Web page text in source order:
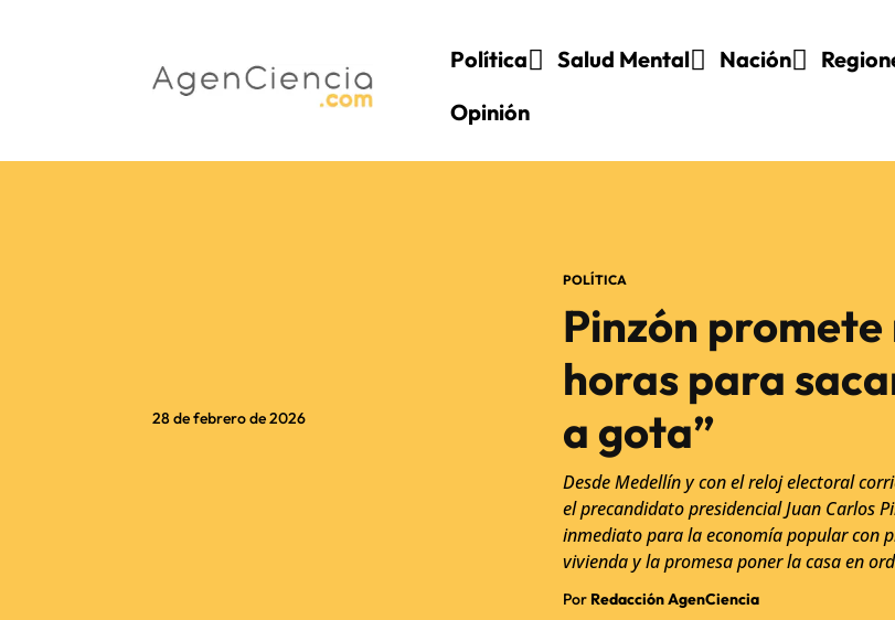
Política Salud Mental Nación
Opinión
28 de febrero de 2026
POLÍTICA
Pinzón
horas para
a gota”
Desde Medellín y con el reloj electoral
el precandidato presidencial Juan Carlos
inmediato para la economía popular con
vivienda y la promesa poner la casa en
Por Redacción AgenCiencia